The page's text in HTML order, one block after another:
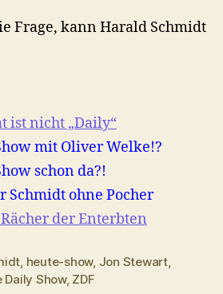
Frage, kann Harald Schmidt
ist nicht „Daily“
mit Oliver Welke!?
schon da?!
Schmidt ohne Pocher
der Enterbten
, heute-show, Jon Stewart,
Daily Show, ZDF